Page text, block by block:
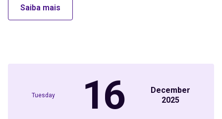
Saiba mais
Tuesday 16
December
2025